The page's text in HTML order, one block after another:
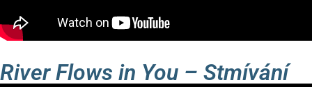
River Flows in You – Stmívání